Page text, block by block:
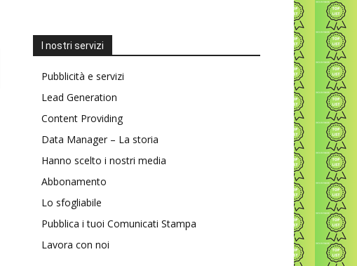
I nostri servizi
Pubblicità e servizi
Lead Generation
Content Providing
Data Manager – La storia
Hanno scelto i nostri media
Abbonamento
Lo sfogliabile
Pubblica i tuoi Comunicati Stampa
Lavora con noi